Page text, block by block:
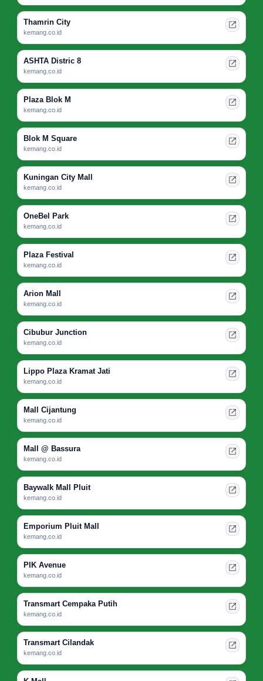
Thamrin City
kemang.co.id
ASHTA Distric 8
kemang.co.id
Plaza Blok M
kemang.co.id
Blok M Square
kemang.co.id
Kuningan City Mall
kemang.co.id
OneBel Park
kemang.co.id
Plaza Festival
kemang.co.id
Arion Mall
kemang.co.id
Cibubur Junction
kemang.co.id
Lippo Plaza Kramat Jati
kemang.co.id
Mall Cijantung
kemang.co.id
Mall @ Bassura
kemang.co.id
Baywalk Mall Pluit
kemang.co.id
Emporium Pluit Mall
kemang.co.id
PIK Avenue
kemang.co.id
Transmart Cempaka Putih
kemang.co.id
Transmart Cilandak
kemang.co.id